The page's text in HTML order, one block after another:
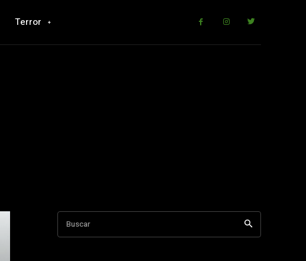
Terror
Buscar